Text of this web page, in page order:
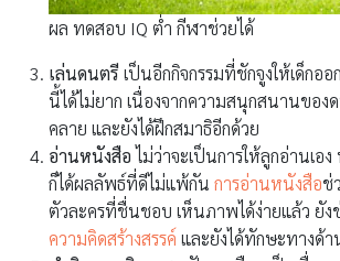
ผล ทดสอบ IQ ต่ำ กีฬาช่วยได้
เล่นดนตรีเป็นอีกกิจกรรมที่ชักจูงให้เด็กอ
นี้ได้ไม่ยาก เนื่องจากความสนุกสนานขอ
คลาย และยังได้ฝึกสมาธิอีกด้วย
อ่านหนังสือไม่ว่าจะเป็นการให้ลูกอ่านเ
ก็ได้ผลลัพธ์ที่ดีไม่แพ้กัน การอ่านหนังสือช่
ตัวละครที่ชื่นชอบ เห็นภาพได้ง่ายแล้ว ยัง
ความคิดสร้างสรรค์ และยังได้ทักษะทางด้